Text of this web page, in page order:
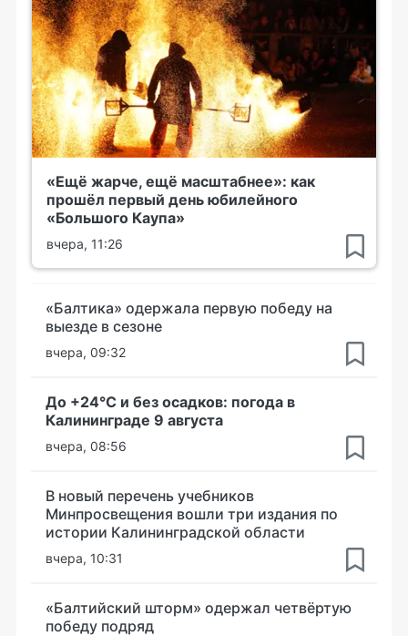
«Ещё жарче, ещё масштабнее»: как
прошёл первый день юбилейного
«Большого Каупа»
вчера, 11:26
«Балтика» одержала первую победу на
выезде в сезоне
вчера, 09:32
До +24°С и без осадков: погода в
Калининграде 9 августа
вчера, 08:56
В новый перечень учебников
Минпросвещения вошли три издания по
истории Калининградской области
вчера, 10:31
«Балтийский шторм» одержал четвёртую
победу подряд